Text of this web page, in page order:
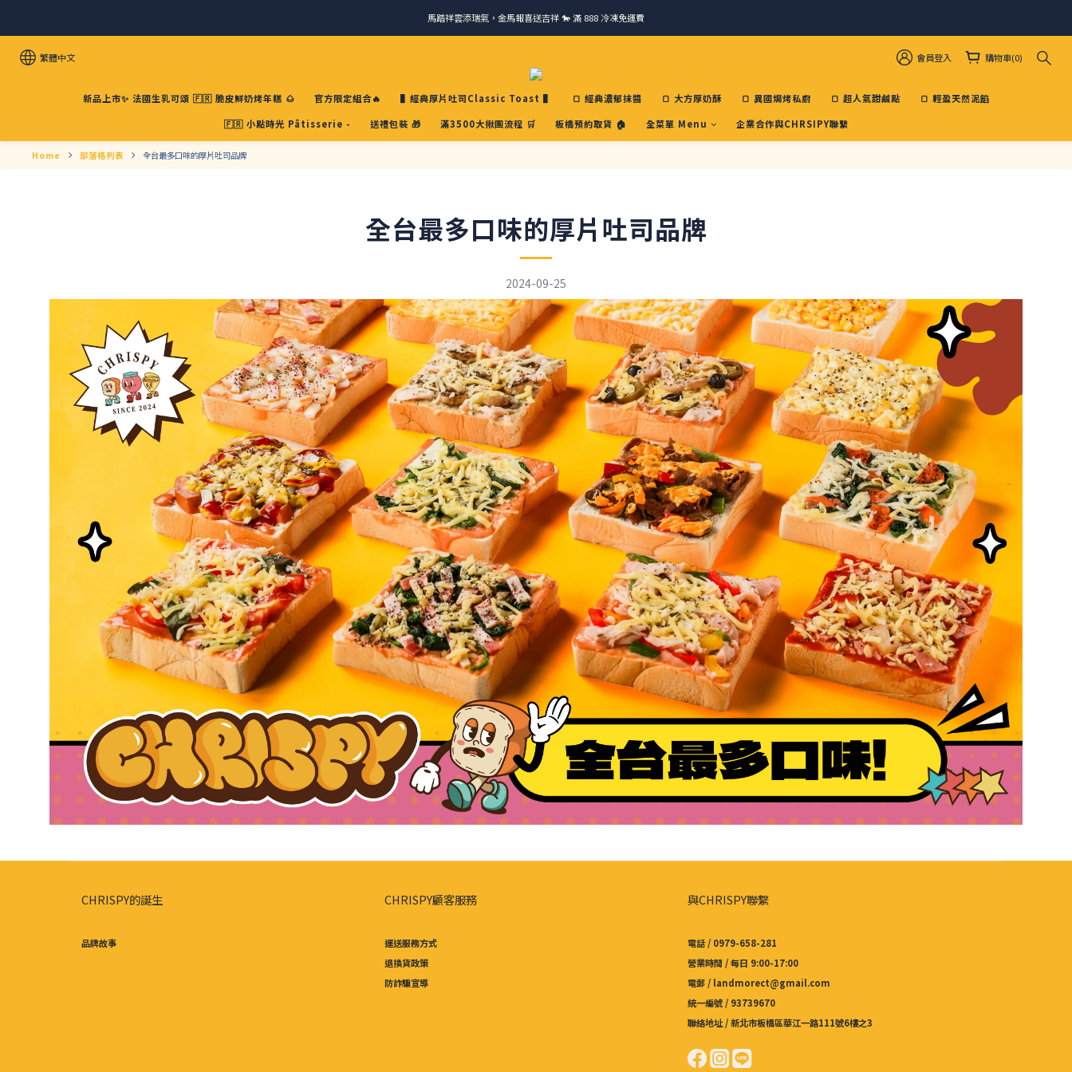
請跟我們一起旅行! 加入官方LINE領取50元優惠卷 🎁
請跟我們一起旅行! 加入官方LINE領取50元優惠卷 🎁
繁體中文 會員登入 購物車(0)
新品上市✨ 法國生乳可頌 🇫🇷 脆皮鮮奶烤年糕 🌰 官方限定組合🔥 ▌經典厚片吐司Classic Toast ▌ 🍞 經典濃郁抹醬 🍞 大方厚奶酥 🍞 異國焗烤私廚 🍞 超人氣甜鹹點
🍞 輕盈天然泥餡
🇫🇷 小點時光 Pâtisserie -
送禮包裝 🎁 滿3500大揪團流程 🛒 板橋預約取貨 🏠 全菜單 Menu 企業合作與CHRSIPY聯繫
Home 部落格列表 全台最多口味的厚片吐司品牌
全台最多口味的厚片吐司品牌
2024-09-25
CHRISPY的誕生
品牌故事
CHRISPY顧客服務
運送服務方式
退換貨政策
防詐騙宣導
與CHRISPY聯繫
電話 / 0979-658-281
營業時間 / 每日 9:00-17:00
電郵 / landmorect@gmail.com
統一編號 / 93739670
聯絡地址 / 新北市板橋區華江一路111號6樓之3